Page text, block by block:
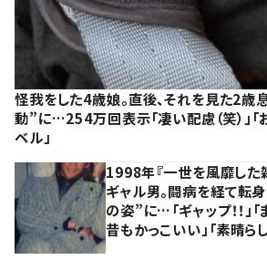
怪我をした4歳娘。直後、それを見た2
動”に…254万回表示「凄い配慮（笑）」
ベル」
1998年『一世を風靡した
ギャル男。闘病を経て転
の姿”に…「ギャップ！！」
昔もかっこいい」「素晴ら